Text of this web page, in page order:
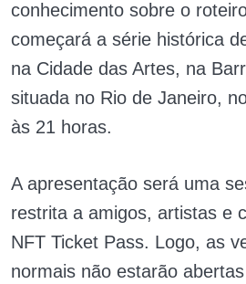
conhecimento sobre o
começará a série histórica
na Cidade das Artes, na
situada no Rio de Janeiro,
às 21 horas.
A apresentação será uma
restrita a amigos, artistas e
NFT Ticket Pass. Logo, as
normais não estarão